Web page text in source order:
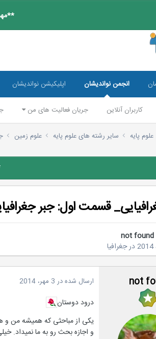
انجمن نواندیشان
کاربران آنلاین جریان فعالیت های من
اپلیکیشن نواندیشان
علوم پایه سایر رشته های علوم پایه علوم زمین
قسمت اول: جبر
not found
درجغرافیا
not ارسال شده در 3 مهر، 2014
درود دوستان
یکی از مباحثی که همیشه من
و اجازه بحث رو به ما نمیداد.